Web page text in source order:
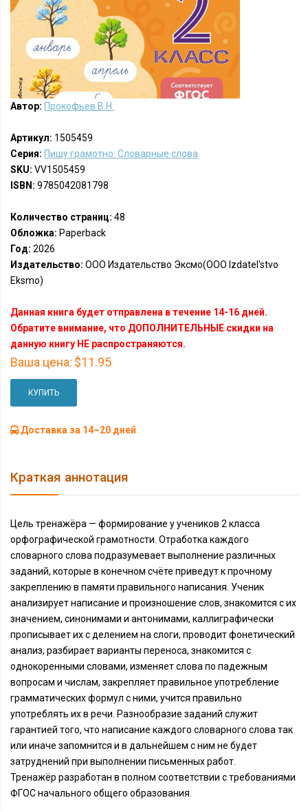
Автор: Прокофьев В.Н.
Артикул: 1505459
Серия: Пишу грамотно. Словарные слова
SKU: VV1505459
ISBN: 9785042081798
Количество страниц: 48
Обложка: Paperback
Год: 2026
Издательство: ООО Издательство Эксмо(OOO Izdatel'stvo
Eksmo)
Данная книга будет отправлена в течение 14-16 дней.
Обратите внимание, что ДОПОЛНИТЕЛЬНЫЕ скидки на
данную книгу НЕ распространяются.
Ваша цена: $11.95
КУПИТЬ
Доставка за 14–20 дней
Краткая аннотация
Цель тренажёра — формирование у учеников 2 класса
орфографической грамотности. Отработка каждого
словарного слова подразумевает выполнение различных
заданий, которые в конечном счёте приведут к прочному
закреплению в памяти правильного написания. Ученик
анализирует написание и произношение слов, знакомится с их
значением, синонимами и антонимами, каллиграфически
прописывает их с делением на слоги, проводит фонетический
анализ, разбирает варианты переноса, знакомится с
однокоренными словами, изменяет слова по падежным
вопросам и числам, закрепляет правильное употребление
грамматических формул с ними, учится правильно
употреблять их в речи. Разнообразие заданий служит
гарантией того, что написание каждого словарного слова так
или иначе запомнится и в дальнейшем с ним не будет
затруднений при выполнении письменных работ.
Тренажёр разработан в полном соответствии с требованиями
ФГОС начального общего образования.